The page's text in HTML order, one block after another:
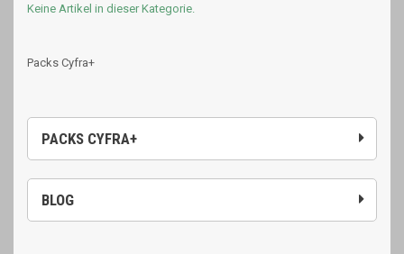
PACKS CYFRA+
BLOG
Keine Artikel in dieser Kategorie.
Packs Cyfra+